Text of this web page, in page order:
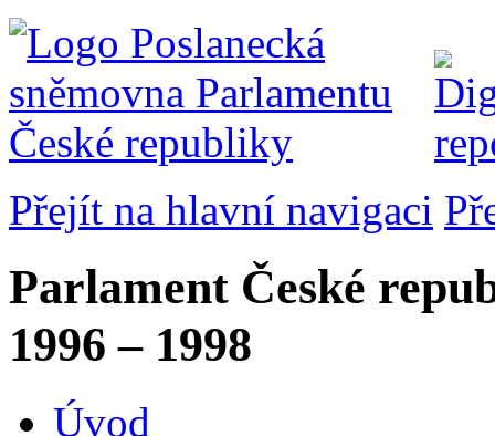
Přejít na hlavní navigaci
Parlament České
1996 – 1998
Úvod